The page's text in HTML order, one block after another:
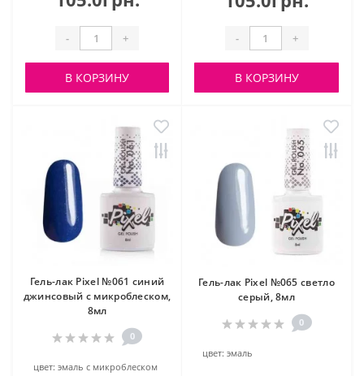
- +
В КОРЗИНУ
- +
В КОРЗИНУ
Гель-лак Pixel №061 синий
джинсовый с микроблеском,
8мл
0
цвет: эмаль с микроблеском
Гель-лак Pixel №065 светло
серый, 8мл
0
цвет: эмаль